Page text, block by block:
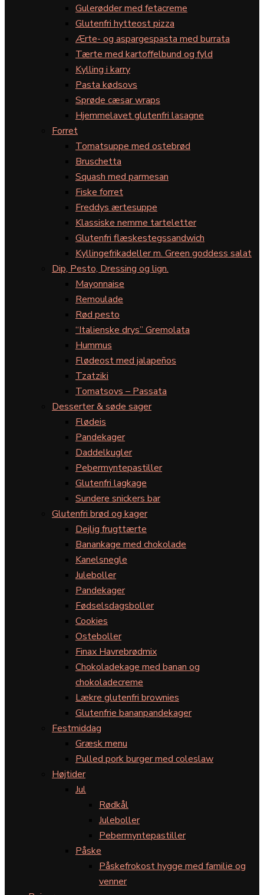
Gulerødder med fetacreme
Glutenfri hytteost pizza
Ærte- og aspargespasta med burrata
Tærte med kartoffelbund og fyld
Kylling i karry
Pasta kødsovs
Sprøde cæsar wraps
Hjemmelavet glutenfri lasagne
Forret
Tomatsuppe med ostebrød
Bruschetta
Squash med parmesan
Fiske forret
Freddys ærtesuppe
Klassiske nemme tarteletter
Glutenfri flæskestegssandwich
Kyllingefrikadeller m. Green goddess salat
Dip, Pesto, Dressing og lign.
Mayonnaise
Remoulade
Rød pesto
“Italienske drys” Gremolata
Hummus
Flødeost med jalapeños
Tzatziki
Tomatsovs – Passata
Desserter & søde sager
Flødeis
Pandekager
Daddelkugler
Pebermyntepastiller
Glutenfri lagkage
Sundere snickers bar
Glutenfri brød og kager
Dejlig frugttærte
Banankage med chokolade
Kanelsnegle
Juleboller
Pandekager
Fødselsdagsboller
Cookies
Osteboller
Finax Havrebrødmix
Chokoladekage med banan og
chokoladecreme
Lækre glutenfri brownies
Glutenfrie bananpandekager
Festmiddag
Græsk menu
Pulled pork burger med coleslaw
Højtider
Jul
Rødkål
Juleboller
Pebermyntepastiller
Påske
Påskefrokost hygge med familie og
venner